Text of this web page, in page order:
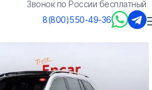
Звонок по России бесплатный
8(800)550-49-36
Mercedes-Benz/GLS-Class